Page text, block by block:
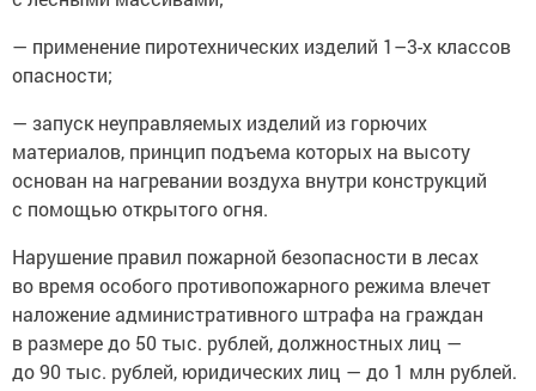
— применение пиротехнических изделий 1–3-х классов
опасности;
— запуск неуправляемых изделий из горючих
материалов, принцип подъема которых на высоту
основан на нагревании воздуха внутри конструкций
с помощью открытого огня.
Нарушение правил пожарной безопасности в лесах
во время особого противопожарного режима влечет
наложение административного штрафа на граждан
в размере до 50 тыс. рублей, должностных лиц —
до 90 тыс. рублей, юридических лиц — до 1 млн рублей.